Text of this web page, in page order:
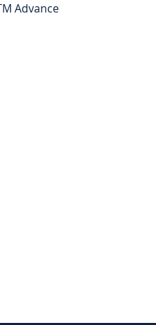
Advance